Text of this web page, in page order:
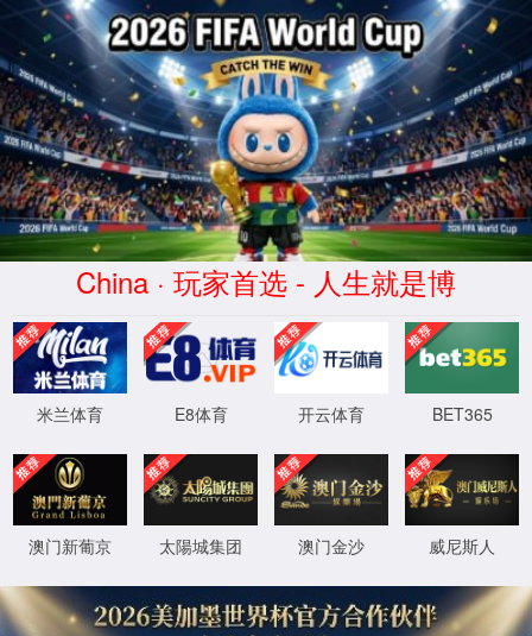
好博体育 中文 STOCK CODE:688680
光伏胶膜
产品与解决方案
你的位置：首页
光伏胶膜
TOPCon组件封装
TOPCon抗UVID解决方
案1
案2
XML 地图